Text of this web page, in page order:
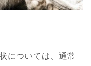
については、通常